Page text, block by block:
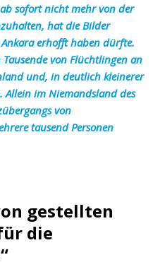
sofort nicht mehr von der
hat die Bilder
erhofft haben dürfte.
von Flüchtlingen an
und, in deutlich kleinerer
Allein im Niemandsland des
von
tausend Personen
gestellten
die